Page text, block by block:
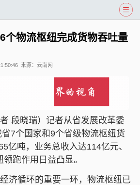
个物流枢纽完成货物吞吐量
来源： 云南网
段晓瑞）记者从省发展改革委
7个国家和9个省级物流枢纽货
亿吨，业务总收入达114亿元、
跑作用日益凸显。
济循环的重要一环，物流枢纽已